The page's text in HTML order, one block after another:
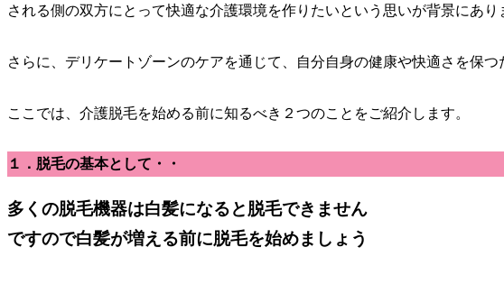
される側の双方にとって快適な介護環境を作りたいという思いが背景にあり
さらに、デリケートゾーンのケアを通じて、自分自身の健康や快適さを保つ
ここでは、介護脱毛を始める前に知るべき２つのことをご紹介します。
１．脱毛の基本として・・
多くの脱毛機器は白髪になると脱毛できません
ですので白髪が増える前に脱毛を始めましょう